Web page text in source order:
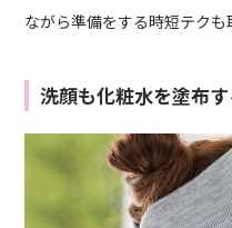
ながら準備をする時短テクも
洗顔も化粧水を塗布